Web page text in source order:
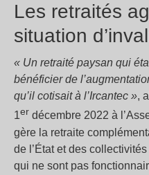
Les retraités
situation
« Un retraité paysan qui
bénéficier de
qu’il cotisait à l’Ircantec »,
1er décembre 2022 à
gère la retraite
de l’État et des
qui ne sont pas